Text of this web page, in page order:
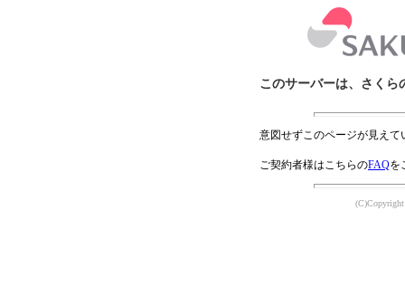
このサーバーは、さくら
意図せずこのページが見え
ご契約者様はこちらのFAQを